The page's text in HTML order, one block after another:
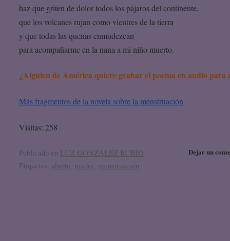
haz que griten de dolor todos los pájaros del continente,
que los volcanes rujan como vientres de la tierra
y que todas las quenas enmudezcan
para acompañarme en la nana a mi niño muerto.
¿Alguien de América quiere grabar el poema en audio para
Más fragmentos de la novela sobre la menstruación
Visitas: 258
Dejar un
Publicado en LUZ GONZÁLEZ RUBIO
Etiquetas: aborto madre menstruación